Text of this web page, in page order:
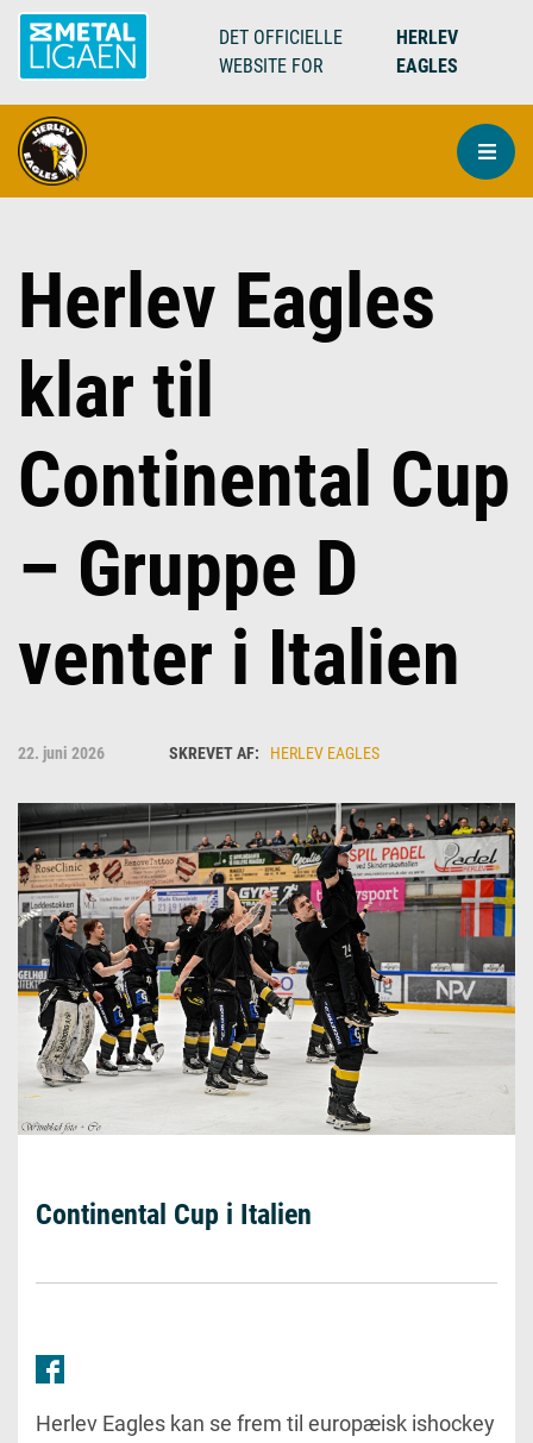
DET OFFICIELLE
WEBSITE FOR
HERLEV
EAGLES
Herlev Eagles
klar til
Continental Cup
– Gruppe D
venter i Italien
22. juni 2026 HERLEV EAGLES
Continental Cup i Italien
Herlev Eagles kan se frem til europæisk ishockey